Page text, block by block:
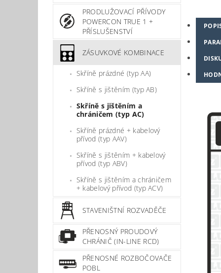
PRODLUŽOVACÍ PŘÍVODY
POWERCON TRUE 1 +
PŘÍSLUŠENSTVÍ
ZÁSUVKOVÉ KOMBINACE
Skříně prázdné (typ AA)
Skříně s jištěním (typ AB)
Skříně s jištěním a
chráničem (typ AC)
Skříně prázdné + kabelový
přívod (typ AAV)
Skříně s jištěním + kabelový
přívod (typ ABV)
Skříně s jištěním a chráničem
+ kabelový přívod (typ ACV)
STAVENIŠTNÍ ROZVADĚČE
PŘENOSNÝ PROUDOVÝ
CHRÁNIČ (IN-LINE RCD)
PŘENOSNÉ ROZBOČOVAČE
POBL